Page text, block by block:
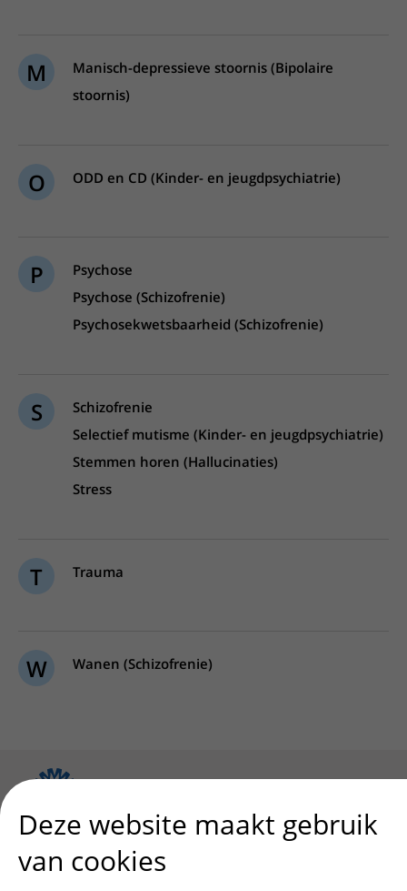
M
Manisch-depressieve stoornis (Bipolaire
stoornis)
O ODD en CD (Kinder- en jeugdpsychiatrie)
P
Psychose
Psychose (Schizofrenie)
Psychosekwetsbaarheid (Schizofrenie)
S
Schizofrenie
Selectief mutisme (Kinder- en jeugdpsychiatrie)
Stemmen horen (Hallucinaties)
Stress
T Trauma
W Wanen (Schizofrenie)
Patiënt en bezoek
Afspraak maken of wijzigen
Deze website maakt gebruik
van cookies